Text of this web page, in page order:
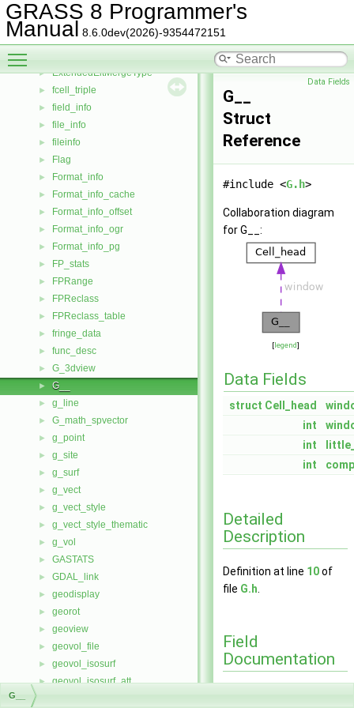
GRASS 8 Programmer's
Manual 8.6.0dev(2026)-9354472151
► element
► em_buffer
► em_pqueue
► ExtendedEltMergeType
► fcell_triple
► field_info
► file_info
► fileinfo
► Flag
► Format_info
► Format_info_cache
► Format_info_offset
► Format_info_ogr
► Format_info_pg
► FP_stats
► FPRange
► FPReclass
► FPReclass_table
► fringe_data
► func_desc
► G_3dview
► G__
► g_line
► G_math_spvector
► g_point
► g_site
► g_surf
► g_vect
► g_vect_style
► g_vect_style_thematic
► g_vol
► GASTATS
► GDAL_link
► geodisplay
► georot
► geoview
► geovol_file
► geovol_isosurf
► geovol_isosurf_att
Data Fields
G__
Struct
Reference
#include <G.h>
Collaboration diagram
for G__:
[legend]
Data Fields
struct Cell_head
int
int
int
Detailed
Description
Definition at line 10of
file G.h
Field
Documentation
G__